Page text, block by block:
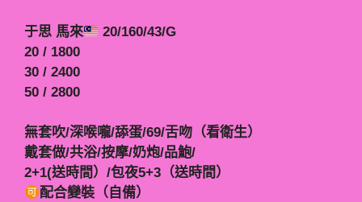
于思 馬來
20/160/43/G
20 / 1800
30 / 2400
50 / 2800
無套吹/深喉嚨/舔蛋/69/舌吻（看衛生）
戴套做/共浴/按摩/奶炮/品鮑/
2+1(送時間）/包夜5+3（送時間）
配合變裝（自備）